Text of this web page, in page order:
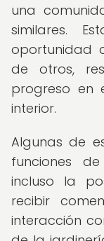
una
similares.
oportunidad
de otros,
progreso en
interior.
Algunas de
funciones
incluso la
recibir
interacción